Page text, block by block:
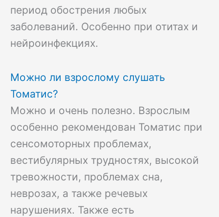
период обострения любых
заболеваний. Особенно при отитах и
нейроинфекциях.
Можно ли взрослому слушать
Томатис?
Можно и очень полезно. Взрослым
особенно рекомендован Томатис при
сенсомоторных проблемах,
вестибулярных трудностях, высокой
тревожности, проблемах сна,
неврозах, а также речевых
нарушениях. Также есть